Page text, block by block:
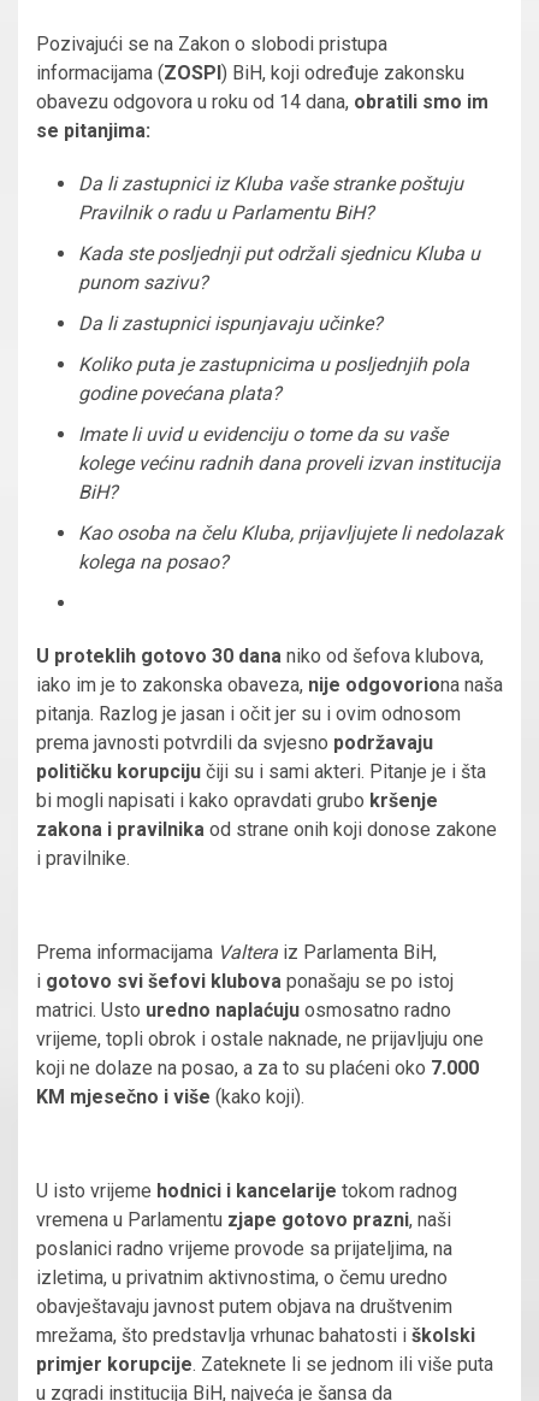
Pozivajući se na Zakon o slobodi pristupa
informacijama (ZOSPI ) BiH, koji određuje zakonsku
obavezu odgovora u roku od 14 dana, obratili smo im
se pitanjima:
Da li zastupnici iz Kluba vaše stranke poštuju
Pravilnik o radu u Parlamentu BiH?
Kada ste posljednji put održali sjednicu Kluba u
punom sazivu?
Da li zastupnici ispunjavaju učinke?
Koliko puta je zastupnicima u posljednjih pola
godine povećana plata?
Imate li uvid u evidenciju o tome da su vaše
kolege većinu radnih dana proveli izvan institucija
BiH?
Kao osoba na čelu Kluba, prijavljujete li nedolazak
kolega na posao?
U proteklih gotovo 30 dana niko od šefova klubova,
iako im je to zakonska obaveza, nije odgovoriona naša
pitanja. Razlog je jasan i očit jer su i ovim odnosom
prema javnosti potvrdili da svjesno podržavaju
političku korupciju čiji su i sami akteri. Pitanje je i šta
bi mogli napisati i kako opravdati grubo kršenje
zakona i pravilnika od strane onih koji donose zakone
i pravilnike.
Prema informacijama Valtera iz Parlamenta BiH,
i gotovo svi šefovi klubova ponašaju se po istoj
matrici. Usto uredno naplaćuju osmosatno radno
vrijeme, topli obrok i ostale naknade, ne prijavljuju one
koji ne dolaze na posao, a za to su plaćeni oko 7.000
KM mjesečno i više (kako koji).
U isto vrijeme hodnici i kancelarije tokom radnog
vremena u Parlamentu zjape gotovo prazni, naši
poslanici radno vrijeme provode sa prijateljima, na
izletima, u privatnim aktivnostima, o čemu uredno
obavještavaju javnost putem objava na društvenim
mrežama, što predstavlja vrhunac bahatosti i školski
primjer korupcije. Zateknete li se jednom ili više puta
u zgradi institucija BiH, najveća je šansa da